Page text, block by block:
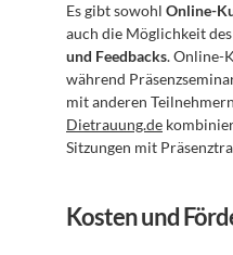
Es gibt sowohl Online-
auch die Möglichkeit des
und Feedbacks. Online-
während
Dietrauung.de
Sitzungen mit
Kosten und